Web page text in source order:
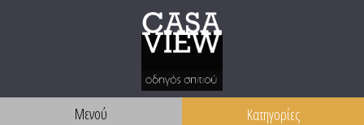
Μενού